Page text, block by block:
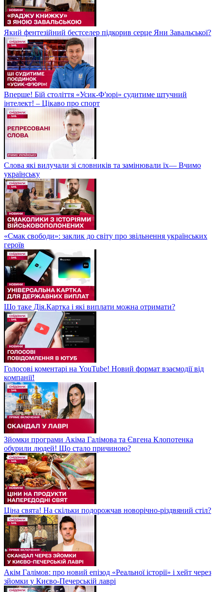
Який фентезійний бестселер підкорив серце Яни Завальської?
Вперше! Бій століття «Усик-Ф'юрі» судитиме штучний
інтелект! – Цікаво про спорт
Слова які вилучали зі словників та замінювали їх— Вчимо
українську
«Смак свободи»: заклик до світу про звільнення українських
героїв
Що таке Дія.Картка і які виплати можна отримати?
Голосові коментарі на YouTube! Новий формат взаємодії від
компанії!
Зйомки програми Акіма Галімова та Євгена Клопотенка
обурили людей! Що стало причиною?
Ціна свята! На скільки подорожчав новорічно-різдвяний стіл?
Акім Галімов: про новий епізод «Реальної історії» і хейт через
зйомки у Києво-Печерській лаврі